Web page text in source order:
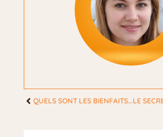
QUELS SONT LES BIENFAITS DE LA MYCOTHÉRAPIE ?